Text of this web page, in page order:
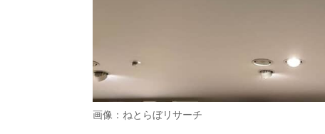
画像：ねとらぼリサーチ